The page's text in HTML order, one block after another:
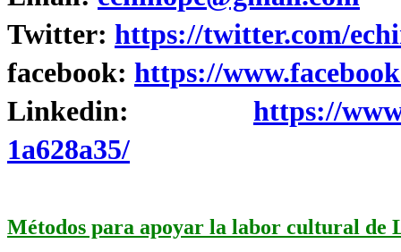
Twitter: https://twitter.com/
facebook: https://
Linkedin: https://
1a628a35/
Métodos para apoyar la labor cultural de